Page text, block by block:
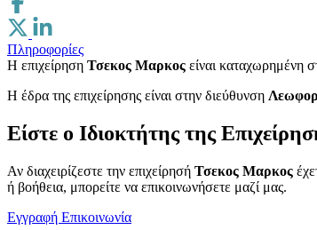
Πληροφορίες
Η επιχείρηση Τσεκος Μαρκος είναι καταχωρημένη
H έδρα της επιχείρησης είναι στην διεύθυνση
Είστε ο Ιδιοκτήτης της
Αν διαχειρίζεστε την επιχείρησή Τσεκος Μαρκος
ή βοήθεια, μπορείτε να επικοινωνήσετε μαζί μας.
Εγγραφή Επικοινωνία